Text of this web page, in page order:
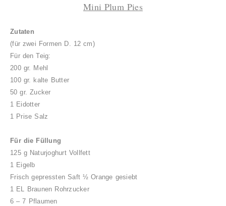
Mini Plum Pies
Zutaten
(für zwei Formen D. 12 cm)
Für den Teig:
200 gr. Mehl
100 gr. kalte Butter
50 gr. Zucker
1 Eidotter
1 Prise Salz
Für die Füllung
125 g Naturjoghurt Vollfett
1 Eigelb
Frisch gepressten Saft ½ Orange gesiebt
1 EL Braunen Rohrzucker
6 – 7 Pflaumen